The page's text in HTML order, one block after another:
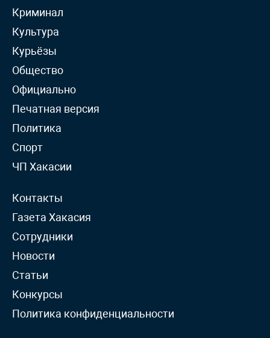
Криминал
Культура
Курьёзы
Общество
Официально
Печатная версия
Политика
Спорт
ЧП Хакасии
Контакты
Газета Хакасия
Сотрудники
Новости
Статьи
Конкурсы
Политика конфиденциальности